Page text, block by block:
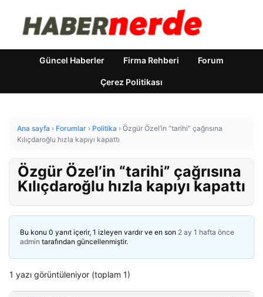
Güncel Haberler Firma Rehberi Forum
Çerez Politikası
Ana sayfa › Forumlar › Politika › Özgür Özel’in “tarihi” çağrısına
Kılıçdaroğlu hızla kapıyı kapattı
Özgür Özel’in “tarihi” çağrısına
Kılıçdaroğlu hızla kapıyı kapattı
Bu konu 0 yanıt içerir, 1 izleyen vardır ve en son 2 ay 1 hafta önce
admin tarafından güncellenmiştir.
1 yazı görüntüleniyor (toplam 1)